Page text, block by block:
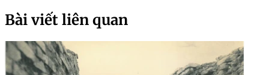
Bài viết liên quan